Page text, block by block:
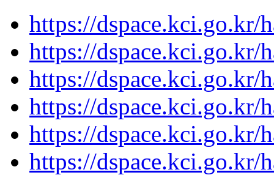
https://dspace.kci.go.kr/
https://dspace.kci.go.kr/
https://dspace.kci.go.kr/
https://dspace.kci.go.kr/
https://dspace.kci.go.kr/
https://dspace.kci.go.kr/